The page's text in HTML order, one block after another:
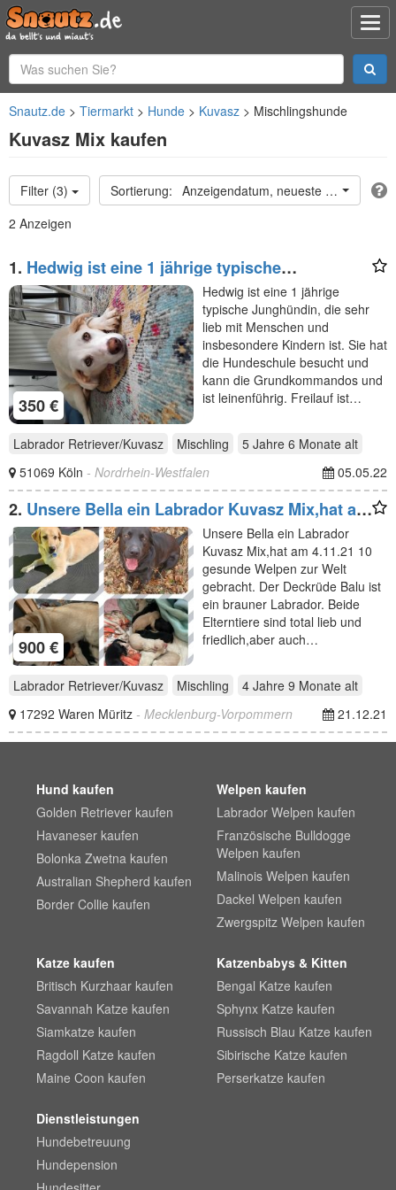
Snautz.de Tiermarkt Hunde Kuvasz Mischlingshunde
Kuvasz Mix kaufen
Filter (3)
Anzeigendatum, neueste oben
2 Anzeigen
1. Hedwig ist eine 1 jährige typische
Junghündin, die sehr
350 €
Hedwig ist eine 1 jährige
typische Junghündin, die sehr
lieb mit Menschen und
insbesondere Kindern ist. Sie hat
die Hundeschule besucht und
kann die Grundkommandos und
ist leinenführig. Freilauf ist…
Labrador Retriever/Kuvasz Mischling 5 Jahre 6 Monate alt
51069 Köln - Nordrhein-Westfalen 05.05.22
2. Unsere Bella ein Labrador Kuvasz Mix,hat am
4.11.21 10
900 €
Unsere Bella ein Labrador
Kuvasz Mix,hat am 4.11.21 10
gesunde Welpen zur Welt
gebracht. Der Deckrüde Balu ist
ein brauner Labrador. Beide
Elterntiere sind total lieb und
friedlich,aber auch…
Labrador Retriever/Kuvasz Mischling 4 Jahre 9 Monate alt
17292 Waren Müritz - Mecklenburg-Vorpommern 21.12.21
Hund kaufen
Golden Retriever kaufen
Havaneser kaufen
Bolonka Zwetna kaufen
Australian Shepherd kaufen
Border Collie kaufen
Welpen kaufen
Labrador Welpen kaufen
Französische Bulldogge
Welpen kaufen
Malinois Welpen kaufen
Dackel Welpen kaufen
Zwergspitz Welpen kaufen
Katze kaufen
Britisch Kurzhaar kaufen
Savannah Katze kaufen
Siamkatze kaufen
Ragdoll Katze kaufen
Maine Coon kaufen
Katzenbabys & Kitten
Bengal Katze kaufen
Sphynx Katze kaufen
Russisch Blau Katze kaufen
Sibirische Katze kaufen
Perserkatze kaufen
Dienstleistungen
Hundebetreuung
Hundepension